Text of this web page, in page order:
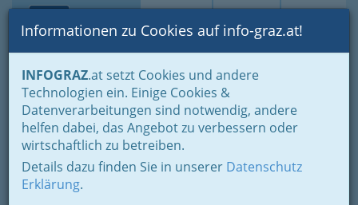
Suche Login Toggle
Informationen zu Cookies auf info-graz.at!
INFOGRAZ.at setzt Cookies und andere
Technologien ein. Einige Cookies &
Datenverarbeitungen sind notwendig, andere
helfen dabei, das Angebot zu verbessern oder
wirtschaftlich zu betreiben.
Details dazu finden Sie in unserer Datenschutz
Erklärung.
Home Branchen
Notdienste für (fast) alle Fälle
Soziale Dienste
Projekt Alleinerziehende
Carnerigasse 34, 8010 Graz
+43 316 685 137
+43 316 688 670